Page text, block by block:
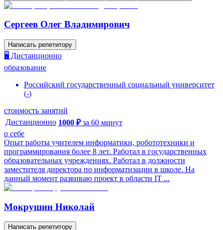
Сергеев Олег Владимирович
Написать репетитору
🖥️ Дистанционно
образование
Российский государственный социальный университет
(-)
стоимость занятий
Дистанционно 1000 ₽ за 60 минут
о себе
Опыт работы учителем информатики, робототехники и
программирования более 8 лет. Работал в государственных
образовательных учреждениях. Работал в должности
заместителя директора по информатизации в школе. На
данный момент развиваю проект в области IT ...
Мокрушин Николай
Написать репетитору